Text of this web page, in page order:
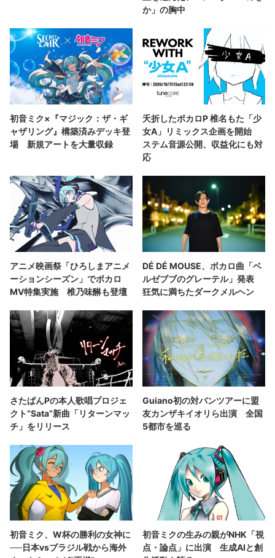
か」の胸中
初音ミク×『マジック：ザ・ギ
ャザリング』構築済みデッキ登
場 新規アートを大量収録
夭折したボカロP 椎名もた「少
女A」リミックス企画を開始
ステム音源公開、収益化にも対
応
アニメ映画祭「ひろしまアニメ
ーションシーズン」でボカロ
MV特集実施 椎乃味醂も登壇
DÉ DÉ MOUSE、ボカロ曲「ベ
ルゼブブのグレーテル」発表
狂気に満ちたダークメルヘン
さたぱんPの本人歌唱プロジェ
クト“Sata”新曲「リターンマッ
チ」をリリース
Guiano初の対バンツアーに盟
友カンザキイオリら出演 全国
5都市を巡る
初音ミク、W杯の勝利の女神に
──日本vsブラジル戦から海外
初音ミクの生みの親がNHK「視
点・論点」に出演 生成AIと創